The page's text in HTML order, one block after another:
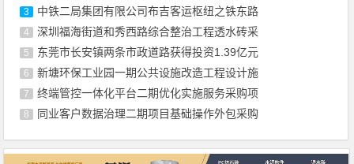
3 中铁二局集团有限公司布吉客运枢纽之铁东路
4 深圳福海街道和秀西路综合整治工程透水砖采
5 东莞市长安镇两条市政道路获得投资1.39亿元
6 新塘环保工业园一期公共设施改造工程设计施
7 终端管控一体化平台二期优化实施服务采购项
8 同业客户数据治理二期项目基础操作外包采购